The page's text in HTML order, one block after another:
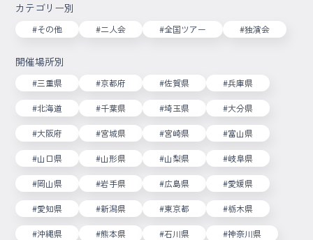
カテゴリー別
#その他 #二人会 #全国ツアー #独演会
開催場所別
#三重県 #京都府 #佐賀県 #兵庫県
#北海道 #千葉県 #埼玉県 #大分県
#大阪府 #宮城県 #宮崎県 #富山県
#山口県 #山形県 #山梨県 #岐阜県
#岡山県 #岩手県 #広島県 #愛媛県
#愛知県 #新潟県 #東京都 #栃木県
#沖縄県 #熊本県 #石川県 #神奈川県